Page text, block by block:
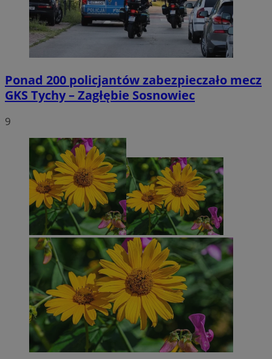
Ponad 200 policjantów zabezpieczało mecz
GKS Tychy – Zagłębie Sosnowiec
9